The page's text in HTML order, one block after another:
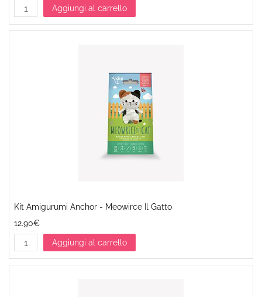
Aggiungi al carrello
Kit Amigurumi Anchor - Meowirce Il Gatto
12.90€
Aggiungi al carrello